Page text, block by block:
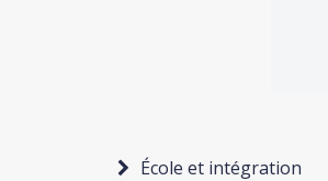
École et intégration